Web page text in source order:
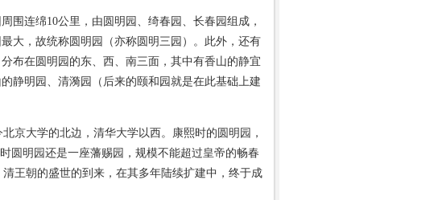
连绵10公里，由圆明园、绮春园、长春园组成，
大，故统称圆明园（亦称圆明三园）。此外，还有
布在圆明园的东、西、南三面，其中有香山的静宜
静明园、清漪园（后来的颐和园就是在此基础上建
大学的北边，清华大学以西。康熙时的圆明园，
圆明园还是一座藩赐园，规模不能超过皇帝的畅春
王朝的盛世的到来，在其多年陆续扩建中，终于成